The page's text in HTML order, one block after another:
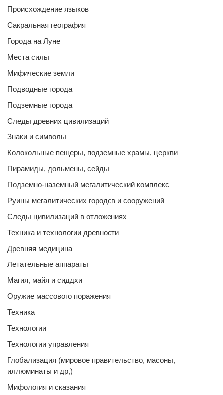
Происхождение языков
Сакральная география
Города на Луне
Места силы
Мифические земли
Подводные города
Подземные города
Следы древних цивилизаций
Знаки и символы
Колокольные пещеры, подземные храмы, церкви
Пирамиды, дольмены, сейды
Подземно-наземный мегалитический комплекс
Руины мегалитических городов и сооружений
Следы цивилизаций в отложениях
Техника и технологии древности
Древняя медицина
Летательные аппараты
Магия, майя и сиддхи
Оружие массового поражения
Техника
Технологии
Технологии управления
Глобализация (мировое правительство, масоны,
иллюминаты и др,)
Мифология и сказания